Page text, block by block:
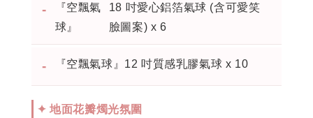
-
『空飄氣
球』
18 吋愛心鋁箔氣球 (含可愛笑
臉圖案) x 6
- 『空飄氣球』 12 吋質感乳膠氣球 x 10
✦ 地面花瓣燭光氛圍